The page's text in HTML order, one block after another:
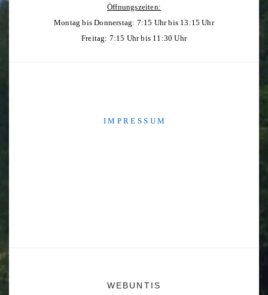
Öffnungszeiten:
Montag bis Donnerstag: 7:15 Uhr bis 13:15 Uhr
Freitag: 7:15 Uhr bis 11:30 Uhr
I M P R E S S U M
WEBUNTIS